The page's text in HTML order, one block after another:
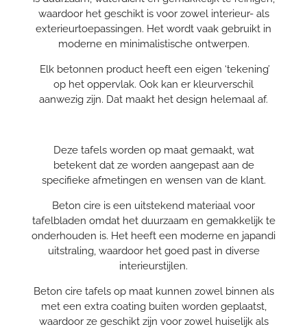
waardoor het geschikt is voor zowel interieur- als
exterieurtoepassingen. Het wordt vaak gebruikt in
moderne en minimalistische ontwerpen.
Elk betonnen product heeft een eigen ‘tekening’
op het oppervlak. Ook kan er kleurverschil
aanwezig zijn. Dat maakt het design helemaal af.
Deze tafels worden op maat gemaakt, wat
betekent dat ze worden aangepast aan de
specifieke afmetingen en wensen van de klant.
Beton cire is een uitstekend materiaal voor
tafelbladen omdat het duurzaam en gemakkelijk te
onderhouden is. Het heeft een moderne en japandi
uitstraling, waardoor het goed past in diverse
interieurstijlen.
Beton cire tafels op maat kunnen zowel binnen als
met een extra coating buiten worden geplaatst,
waardoor ze geschikt zijn voor zowel huiselijk als